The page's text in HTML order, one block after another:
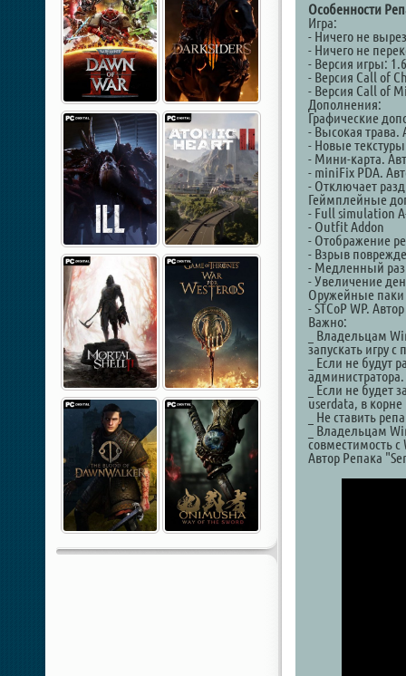
Особенности
Игра:
- Ничего не
- Ничего не
- Версия игры:
- Версия Call of
- Версия Call of
Дополнения:
Графические
- Высокая трава.
- Новые
- Мини-карта.
- miniFix PDA.
- Отключает
Геймплейные
- Full simulation
- Outfit Addon
- Отображение
- Взрыв
- Медленный
- Увеличение
Оружейные паки
- STCoP WP.
Важно:
_ Владельцам
запускать игру
_ Если не будут
администратора.
_ Если не будет
userdata, в
_ Не ставить
_ Владельцам
совместимость с
Автор Репака